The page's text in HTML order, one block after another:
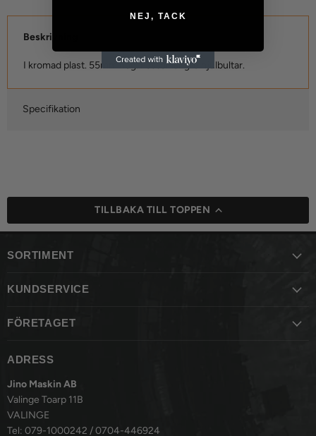
Beskrivning
I kromad plast. 55mm hög. Passar längre hjulbultar.
Specifikation
TILLBAKA TILL TOPPEN
SORTIMENT
KUNDSERVICE
FÖRETAGET
ADRESS
Jino Maskin AB
Valinge Toarp 11B
VALINGE
Tel: 079-1000242 / 0704-446924
NEJ, TACK